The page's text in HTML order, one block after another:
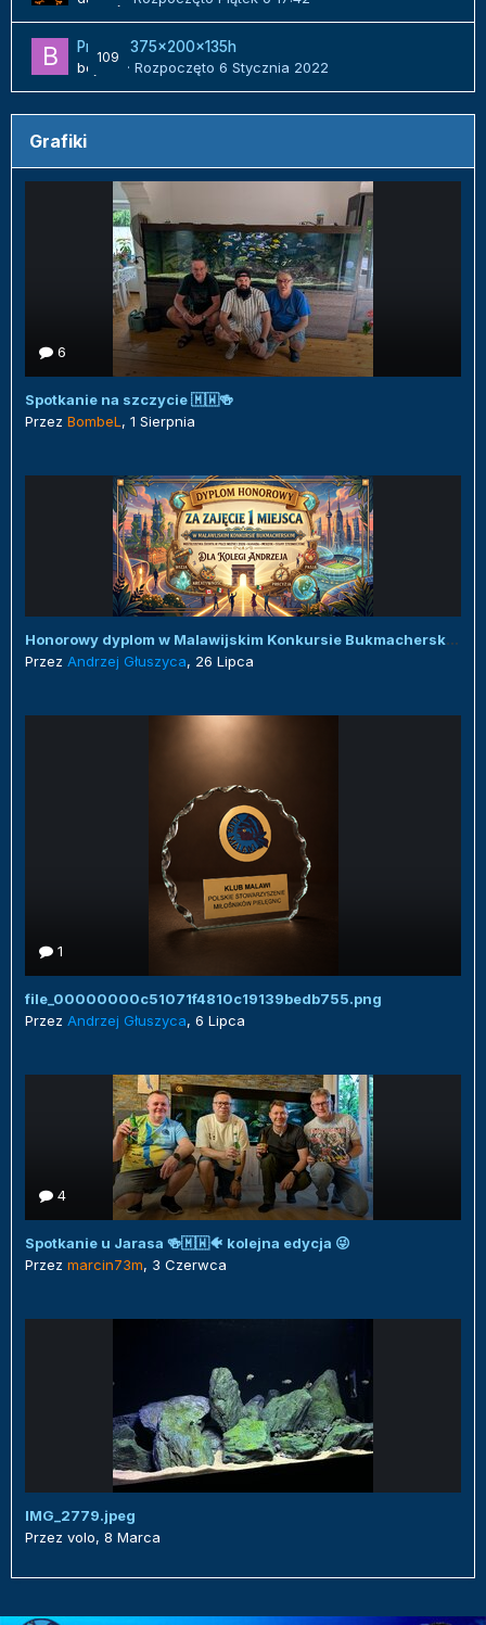
109
Projekt 375x200x135h
bojack
· Rozpoczęto 6 Stycznia 2022
Grafiki
6
Spotkanie na szczycie 🇲🇼🍻
Przez BombeL , 1 Sierpnia
Honorowy dyplom w Malawijskim Konkursie Bukmacherskim :)
Przez Andrzej Głuszyca, 26 Lipca
1
file_00000000c51071f4810c19139bedb755.png
Przez Andrzej Głuszyca, 6 Lipca
4
Spotkanie u Jarasa 🍻🇲🇼🐠 kolejna edycja 😜
Przez marcin73m, 3 Czerwca
IMG_2779.jpeg
Przez volo, 8 Marca